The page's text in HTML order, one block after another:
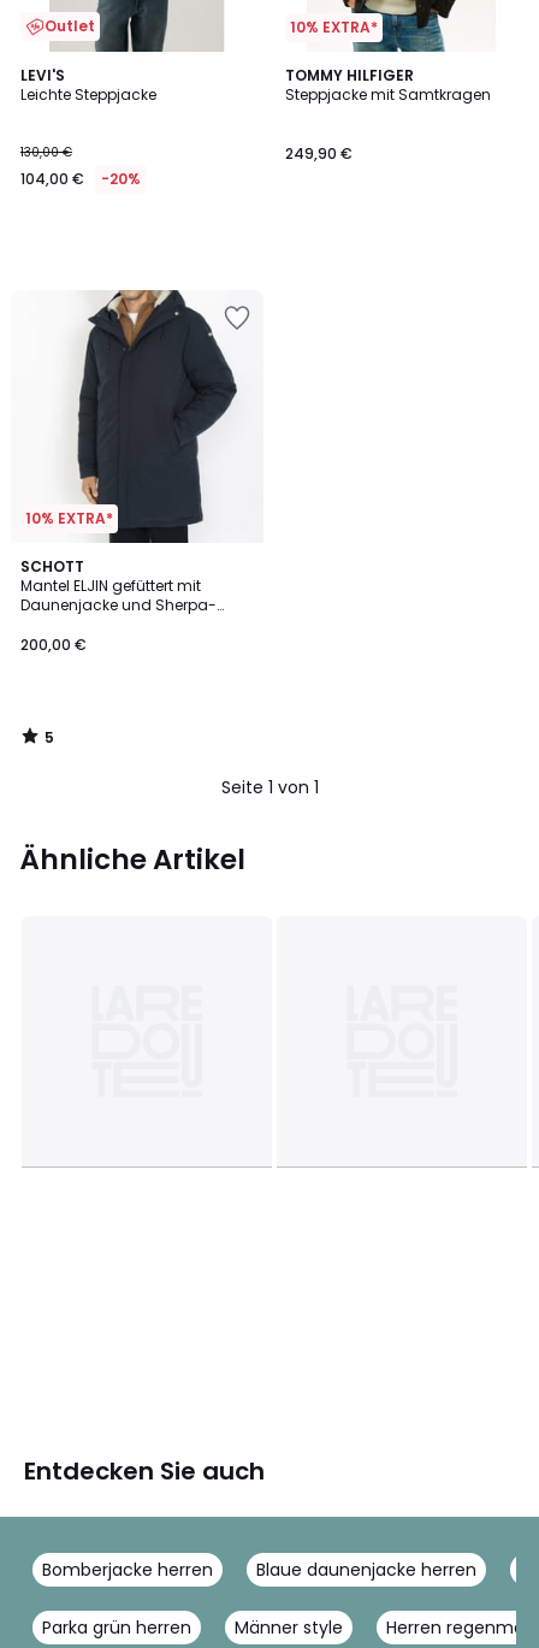
Outlet
LEVI'S
Leichte Steppjacke
130,00 €
104,00 € -20%
10% EXTRA*
TOMMY HILFIGER
Steppjacke mit Samtkragen
249,90 €
10% EXTRA*
SCHOTT
Mantel ELJIN gefüttert mit
Daunenjacke und Sherpa-
200,00 €
5
/
5
5
/
Seite 1 von 1
Ähnliche Artikel
Entdecken Sie auch
Bomberjacke herren Blaue daunenjacke herren
Parka grün herren Männer style Herren